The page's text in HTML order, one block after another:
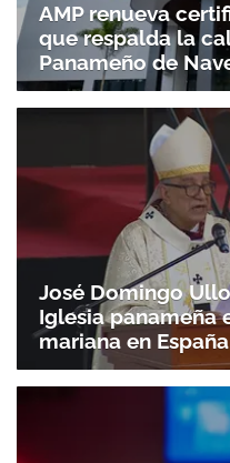
AMP renueva
que respalda la
Panameño de
José Domingo
Iglesia panameña
mariana en España